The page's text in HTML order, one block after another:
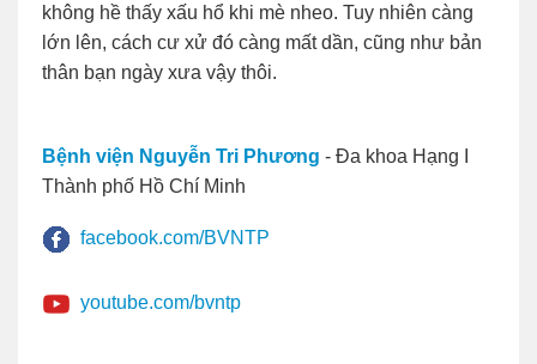
không hề thấy xấu hổ khi mè nheo. Tuy nhiên càng
lớn lên, cách cư xử đó càng mất dần, cũng như bản
thân bạn ngày xưa vậy thôi.
Bệnh viện Nguyễn Tri Phương - Đa khoa Hạng I
Thành phố Hồ Chí Minh
facebook.com/BVNTP
youtube.com/bvntp